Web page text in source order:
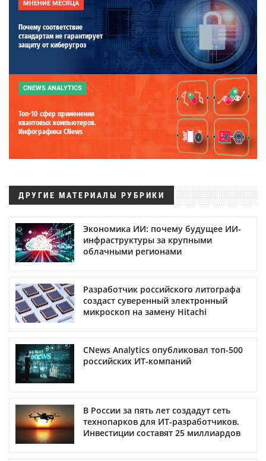
МНЕНИЕ МЕСЯЦА
Почему соответствие
стандартам не гарантирует
защиту от киберугроз
CNEWS ANALYTICS
Топ-10 сфер применения
квантовых компьютеров.
Инфографика CNews
ДРУГИЕ МАТЕРИАЛЫ РУБРИКИ
Экономика ИИ: почему будущее ИИ-
инфраструктуры за крупными
облачными регионами
Разработчик российского литографа
создаст суверенный электронный
микроскоп на замену Hitachi
CNews Analytics опубликовал топ-500
российских ИТ-компаний
В России за пять лет создадут сеть
технопарков для ИТ-разработчиков.
Инвестиции составят 25 миллиардов